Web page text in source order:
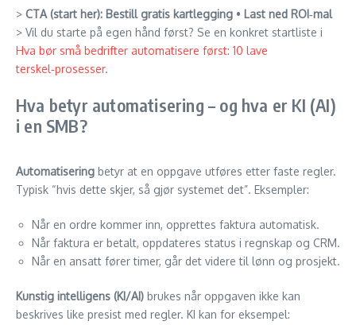
> CTA (start her): Bestill gratis kartlegging • Last ned ROI‑mal
> Vil du starte på egen hånd først? Se en konkret startliste i
Hva bør små bedrifter automatisere først: 10 lave
terskel‑prosesser.
Hva betyr automatisering – og hva er KI (AI)
i en SMB?
Automatisering betyr at en oppgave utføres etter faste regler.
Typisk “hvis dette skjer, så gjør systemet det”. Eksempler:
Når en ordre kommer inn, opprettes faktura automatisk.
Når faktura er betalt, oppdateres status i regnskap og CRM.
Når en ansatt fører timer, går det videre til lønn og prosjekt.
Kunstig intelligens (KI/AI) brukes når oppgaven ikke kan
beskrives like presist med regler. KI kan for eksempel: